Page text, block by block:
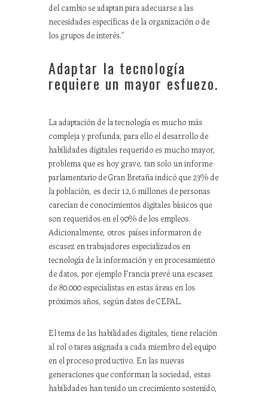
del cambio se adaptan para adecuarse a las
necesidades específicas de la organización o de
los grupos de interés.”
Adaptar la tecnología
requiere un mayor esfuezo.
La adaptación de la tecnología es mucho más
compleja y profunda, para ello el desarrollo de
habilidades digitales requerido es mucho mayor,
problema que es hoy grave, tan solo un informe
parlamentario de Gran Bretaña indicó que 23% de
la población, es decir 12,6 millones de personas
carecían de conocimientos digitales básicos que
son requeridos en el 90% de los empleos.
Adicionalmente, otros países informaron de
escasez en trabajadores especializados en
tecnología de la información y en procesamiento
de datos, por ejemplo Francia prevé una escasez
de 80.000 especialistas en estas áreas en los
próximos años, según datos de CEPAL.
El tema de las habilidades digitales, tiene relación
al rol o tarea asignada a cada miembro del equipo
en el proceso productivo. En las nuevas
generaciones que conforman la sociedad, estas
habilidades han tenido un crecimiento sostenido,